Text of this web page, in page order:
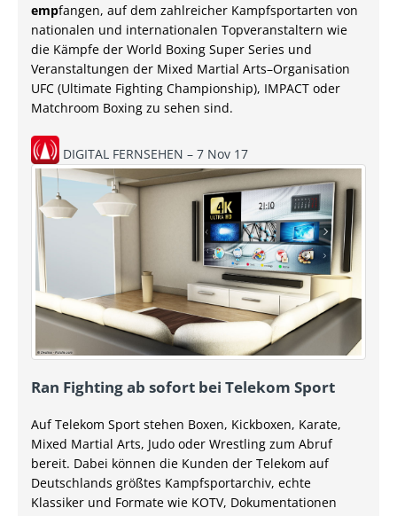
empfangen, auf dem zahlreicher Kampfsportarten von
nationalen und internationalen Topveranstaltern wie
die Kämpfe der World Boxing Super Series und
Veranstaltungen der Mixed Martial Arts–Organisation
UFC (Ultimate Fighting Championship), IMPACT oder
Matchroom Boxing zu sehen sind.
DIGITAL FERNSEHEN – 7 Nov 17
Ran Fighting ab sofort bei Telekom Sport
Auf Telekom Sport stehen Boxen, Kickboxen, Karate,
Mixed Martial Arts, Judo oder Wrestling zum Abruf
bereit. Dabei können die Kunden der Telekom auf
Deutschlands größtes Kampfsportarchiv, echte
Klassiker und Formate wie KOTV, Dokumentationen